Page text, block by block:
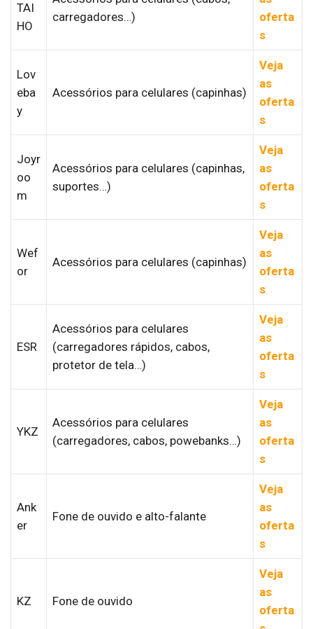
TAI
HO
carregadores…)
oferta
s
Lov
eba
y
Acessórios para celulares (capinhas)
Veja
as
oferta
s
Joyr
oo
m
Acessórios para celulares (capinhas,
suportes…)
Veja
as
oferta
s
Wef
or
Acessórios para celulares (capinhas)
Veja
as
oferta
s
ESR
Acessórios para celulares
(carregadores rápidos, cabos,
protetor de tela…)
Veja
as
oferta
s
YKZ
Acessórios para celulares
(carregadores, cabos, powebanks…)
Veja
as
oferta
s
Ank
er
Fone de ouvido e alto-falante
Veja
as
oferta
s
KZ Fone de ouvido
Veja
as
oferta